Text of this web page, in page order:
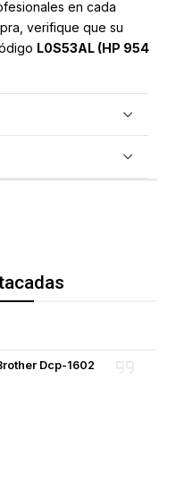
en cada
verifique que su
L0S53AL (HP 954
Dcp-1602